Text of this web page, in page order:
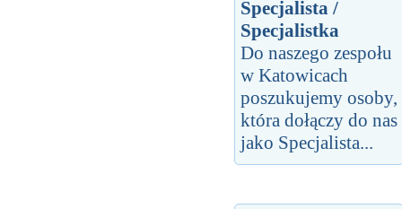
Specjalista /
Specjalistka
Do naszego zespołu
w Katowicach
poszukujemy osoby,
która dołączy do nas
jako Specjalista...